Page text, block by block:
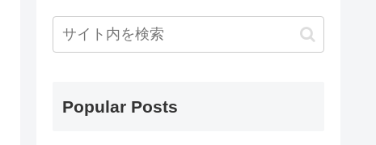
Popular Posts